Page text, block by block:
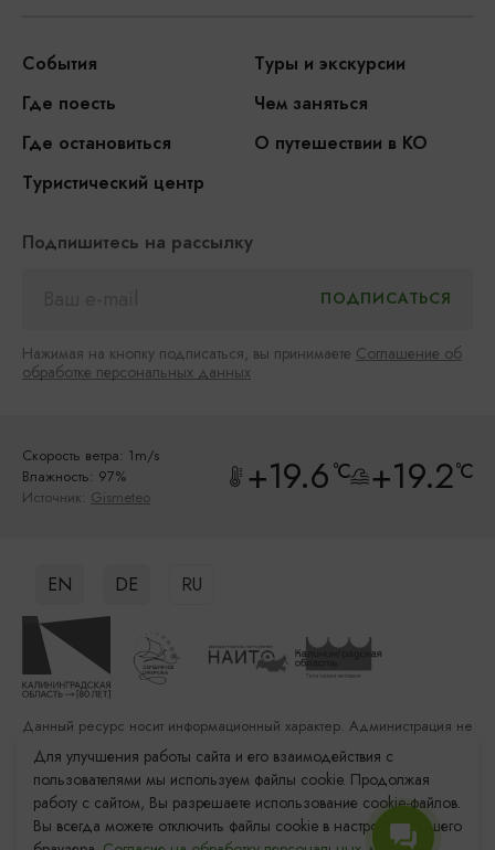
События
Туры и экскурсии
Где поесть
Чем заняться
Где остановиться
О путешествии в КО
Туристический центр
Подпишитесь на рассылку
Нажимая на кнопку подписаться, вы принимаете Соглашение об
обработке персональных данных
Скорость ветра: 1m/s
Влажность: 97%
Источник: Gismeteo +19.6°C +19.2°C
EN DE RU
Данный ресурс носит информационный характер. Администрация не
несет ответственности за качество услуг, предоставленных
сторонними организациями
Разработка сайта: «Решение»
Продвижение сайта: Remarka Agency
Для улучшения работы сайта и его взаимодействия с
пользователями мы используем файлы cookie. Продолжая
работу с сайтом, Вы разрешаете использование cookie-файлов.
Вы всегда можете отключить файлы cookie в настройках Вашего